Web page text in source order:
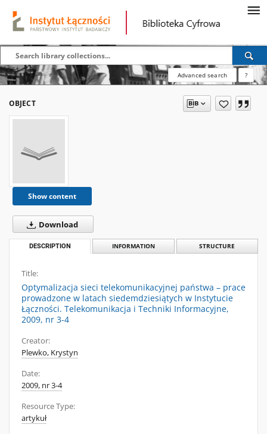
Advanced search ?
OBJECT
Show content
Download
DESCRIPTION INFORMATION STRUCTURE
Title:
Optymalizacja sieci telekomunikacyjnej państwa – prace
prowadzone w latach siedemdziesiątych w Instytucie
Łączności. Telekomunikacja i Techniki Informacyjne,
2009, nr 3-4
Creator:
Plewko, Krystyn
Date:
2009, nr 3-4
Resource Type:
artykuł